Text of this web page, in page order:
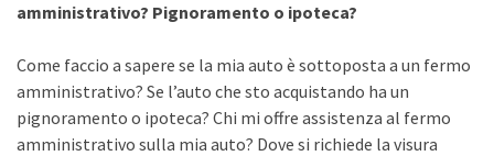
amministrativo? Pignoramento o ipoteca?
Come faccio a sapere se la mia auto è sottoposta a un fermo
amministrativo? Se l’auto che sto acquistando ha un
pignoramento o ipoteca? Chi mi offre assistenza al fermo
amministrativo sulla mia auto? Dove si richiede la visura